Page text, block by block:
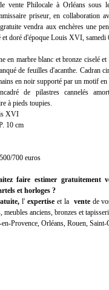
vente Philocale à Orléans sous
priseur, en collaboration
vendra aux enchères une
et doré d'époque Louis XVI, samedi
en marbre blanc et bronze ciselé
de feuilles d'acanthe. Cadran
en noir supporté par un motif
de pilastres cannelés
à pieds toupies.
XVI
10 cm
700 euros
faire estimer gratuitement
et horloges ?
l' expertise et la vente de
anciens, bronzes et
Provence, Orléans, Rouen, Saint-